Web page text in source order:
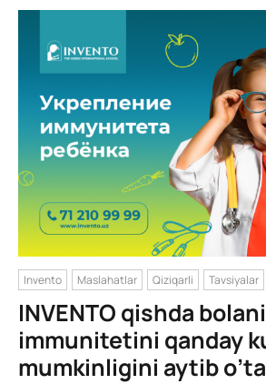
Invento Maslahatlar Qiziqarli Tavsiyalar
INVENTO qishda
immunitetini qanday
mumkinligini aytib